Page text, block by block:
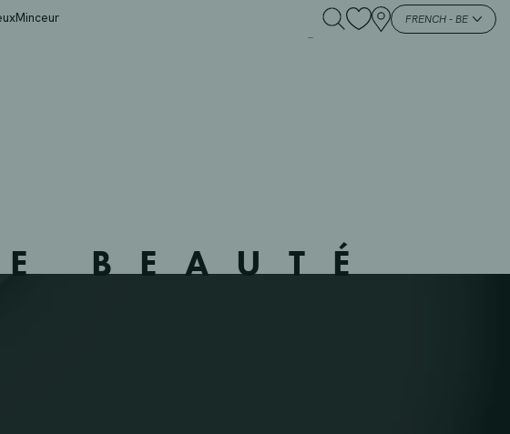
Minceur FRENCH - BE
– 371802 – WINGEN –
BEAUTÉ